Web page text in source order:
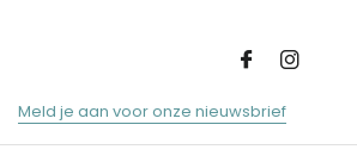
Meld je aan voor onze nieuwsbrief